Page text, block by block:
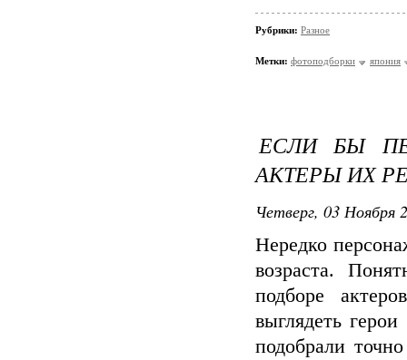
Рубрики: Разное
Метки: фотоподборки япония
ЕСЛИ БЫ
АКТЕРЫ ИХ
Четверг, 03 Ноября
Нередко
возраста.
подборе
выглядеть
подобрали